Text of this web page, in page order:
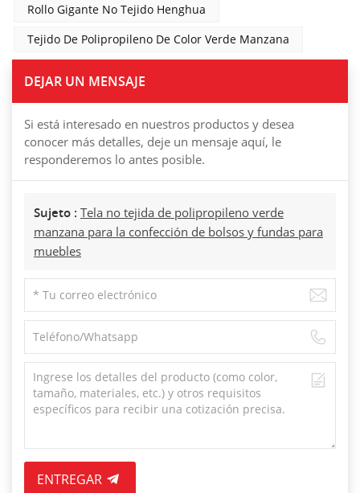
Rollo Gigante No Tejido Henghua
Tejido De Polipropileno De Color Verde Manzana
DEJAR UN MENSAJE
Si está interesado en nuestros productos y desea
conocer más detalles, deje un mensaje aquí, le
responderemos lo antes posible.
Sujeto : Tela no tejida de polipropileno verde
manzana para la confección de bolsos y fundas para
muebles
ENTREGAR